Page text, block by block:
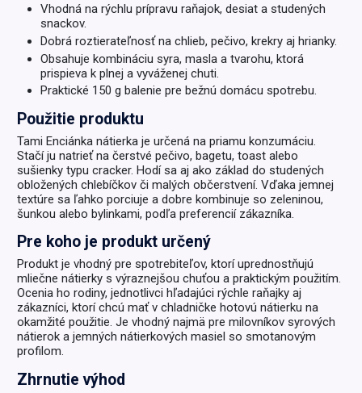
Vhodná na rýchlu prípravu raňajok, desiat a studených
snackov.
Dobrá roztierateľnosť na chlieb, pečivo, krekry aj hrianky.
Obsahuje kombináciu syra, masla a tvarohu, ktorá
prispieva k plnej a vyváženej chuti.
Praktické 150 g balenie pre bežnú domácu spotrebu.
Použitie produktu
Tami Enciánka nátierka je určená na priamu konzumáciu.
Stačí ju natrieť na čerstvé pečivo, bagetu, toast alebo
sušienky typu cracker. Hodí sa aj ako základ do studených
obložených chlebíčkov či malých občerstvení. Vďaka jemnej
textúre sa ľahko porciuje a dobre kombinuje so zeleninou,
šunkou alebo bylinkami, podľa preferencií zákazníka.
Pre koho je produkt určený
Produkt je vhodný pre spotrebiteľov, ktorí uprednostňujú
mliečne nátierky s výraznejšou chuťou a praktickým použitím.
Ocenia ho rodiny, jednotlivci hľadajúci rýchle raňajky aj
zákazníci, ktorí chcú mať v chladničke hotovú nátierku na
okamžité použitie. Je vhodný najmä pre milovníkov syrových
nátierok a jemných nátierkových masiel so smotanovým
profilom.
Zhrnutie výhod